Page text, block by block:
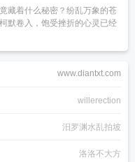
藏着什么秘密？纷乱万象的苍
默卷入，饱受挫折的心灵已经
www.diantxt.com
willerection
汨罗渊水乱拍坡
洛洛不大方